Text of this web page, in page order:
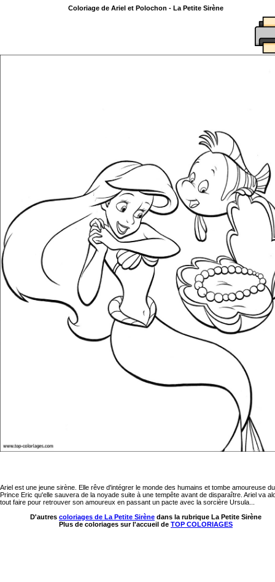
Coloriage de Ariel et Polochon - La Petite Sirène
Ariel est une jeune sirène. Elle rêve d'intégrer le monde des humains et tombe amoureuse du
Prince Eric qu'elle sauvera de la noyade suite à une tempête avant de disparaître. Ariel va
tout faire pour retrouver son amoureux en passant un pacte avec la sorcière Ursula...
D'autres coloriages de La Petite Sirène dans la rubrique La Petite Sirène
Plus de coloriages sur l'accueil de TOP COLORIAGES